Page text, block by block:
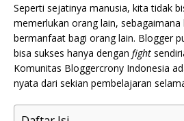
Seperti sejatinya manusia, kita tidak
memerlukan orang lain, sebagaimana
bermanfaat bagi orang lain. Blogger
bisa sukses hanya dengan fight
Komunitas Bloggercrony Indonesia
nyata dari sekian pembelajaran